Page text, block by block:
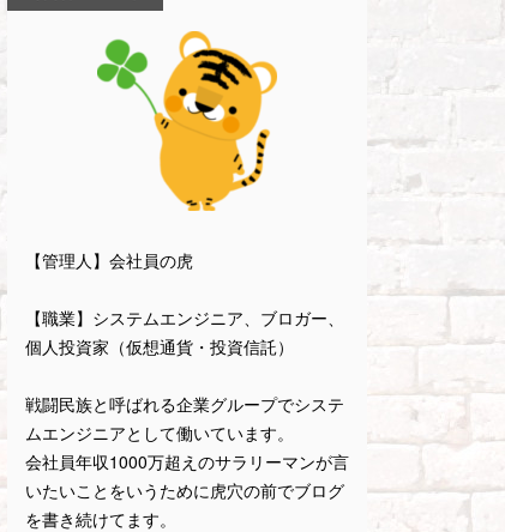
【管理人】会社員の虎
【職業】システムエンジニア、ブロガー、
個人投資家（仮想通貨・投資信託）
戦闘民族と呼ばれる企業グループでシステ
ムエンジニアとして働いています。
会社員年収1000万超えのサラリーマンが言
いたいことをいうために虎穴の前でブログ
を書き続けてます。